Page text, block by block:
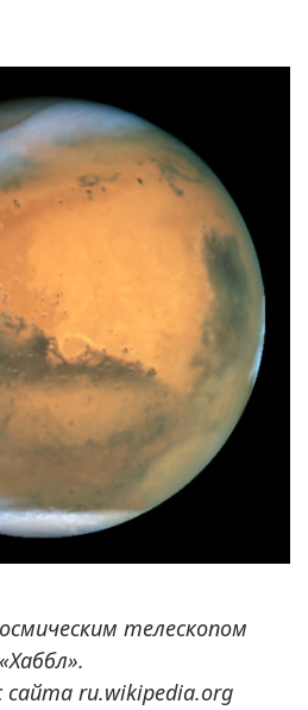
телескопом
«Хаббл».
сайта ru.wikipedia.org